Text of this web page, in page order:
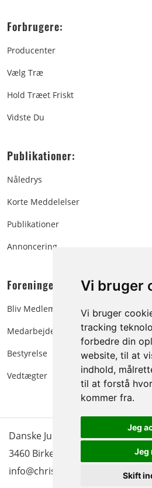
Vi bruger
Vi bruger
tracking
forbedre din
website, til at
indhold,
til at forstå
kommer fra.
Jeg
Jeg
Skift
Forbrugere:
Producenter
Vælg Træ
Hold Træet Friskt
Vidste Du
Publikationer:
Nåledrys
Korte Meddelelser
Publikationer
Annoncering
Foreningen:
Bliv Medlem
Medarbejdere
Bestyrelse
Vedtægter
Danske Juletræer - træer &
3460 Birkerød |
Tlf.: 45 35 24 12
info@christmastree.dk